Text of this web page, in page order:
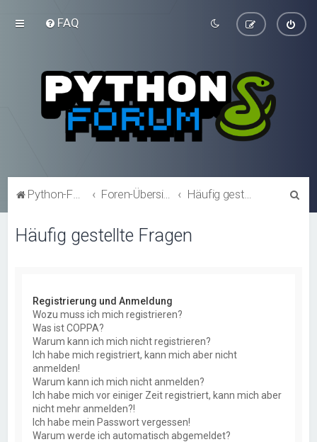
FAQ
Python-Forum.de Foren-Übersicht
Häufig gestellte Fragen
Registrierung und Anmeldung
Wozu muss ich mich registrieren?
Was ist COPPA?
Warum kann ich mich nicht registrieren?
Ich habe mich registriert, kann mich aber nicht
anmelden!
Warum kann ich mich nicht anmelden?
Ich habe mich vor einiger Zeit registriert, kann mich aber
nicht mehr anmelden?!
Ich habe mein Passwort vergessen!
Warum werde ich automatisch abgemeldet?